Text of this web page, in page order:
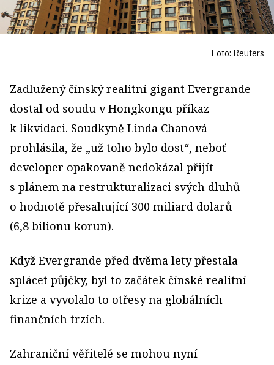
Foto: Reuters
Zadlužený čínský realitní gigant Evergrande
dostal od soudu v Hongkongu příkaz
k likvidaci. Soudkyně Linda Chanová
prohlásila, že „už toho bylo dost“, neboť
developer opakovaně nedokázal přijít
s plánem na restrukturalizaci svých dluhů
o hodnotě přesahující 300 miliard dolarů
(6,8 bilionu korun).
Když Evergrande před dvěma lety přestala
splácet půjčky, byl to začátek čínské realitní
krize a vyvolalo to otřesy na globálních
finančních trzích.
Zahraniční věřitelé se mohou nyní